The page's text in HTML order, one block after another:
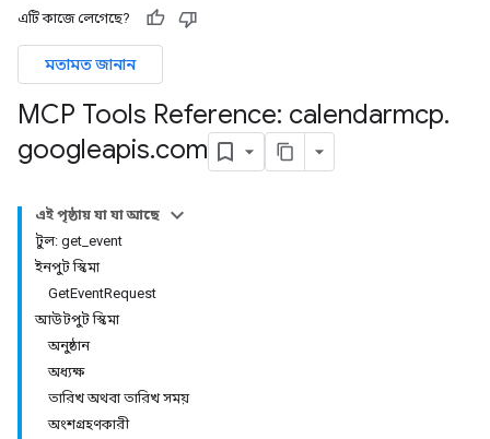
এটি কাজে লেগেছে?
মতামত জানান
MCP Tools Reference: calendarmcp.
googleapis.com
এই পৃষ্ঠায় যা যা আছে
টুল: get_event
ইনপুট স্কিমা
GetEventRequest
আউটপুট স্কিমা
অনুষ্ঠান
অধ্যক্ষ
তারিখ অথবা তারিখ সময়
অংশগ্রহণকারী